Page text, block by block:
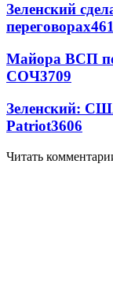
Зеленский
переговорах
Майора ВСП
СОЧ3709
Зеленский:
Patriot3606
Читать